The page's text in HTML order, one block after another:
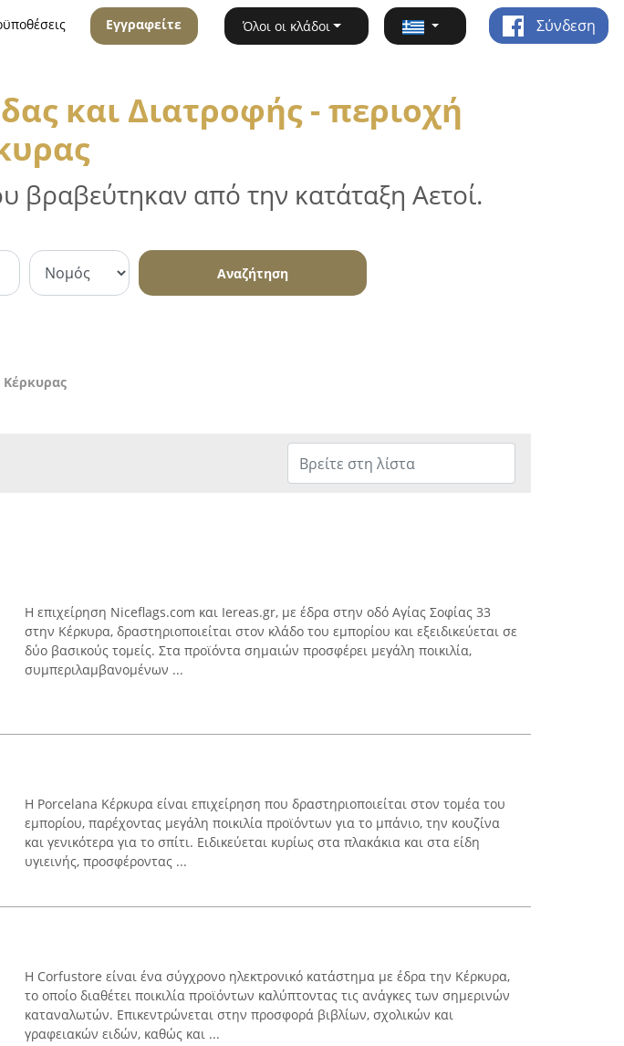
Εγγραφείτε Όλοι οι κλάδοι Σύνδεση
και Διατροφής - περιοχή
βραβεύτηκαν από την κατάταξη Αετοί.
Αναζήτηση
Η επιχείρηση Niceflags.com και Iereas.gr, με έδρα στην οδό Αγίας Σοφίας 33
στην Κέρκυρα, δραστηριοποιείται στον κλάδο του εμπορίου και εξειδικεύεται σε
δύο βασικούς τομείς. Στα προϊόντα σημαιών προσφέρει μεγάλη ποικιλία,
συμπεριλαμβανομένων ...
Η Porcelana Κέρκυρα είναι επιχείρηση που δραστηριοποιείται στον τομέα του
εμπορίου, παρέχοντας μεγάλη ποικιλία προϊόντων για το μπάνιο, την κουζίνα
και γενικότερα για το σπίτι. Ειδικεύεται κυρίως στα πλακάκια και στα είδη
υγιεινής, προσφέροντας ...
Η Corfustore είναι ένα σύγχρονο ηλεκτρονικό κατάστημα με έδρα την Κέρκυρα,
το οποίο διαθέτει ποικιλία προϊόντων καλύπτοντας τις ανάγκες των σημερινών
καταναλωτών. Επικεντρώνεται στην προσφορά βιβλίων, σχολικών και
γραφειακών ειδών, καθώς και ...